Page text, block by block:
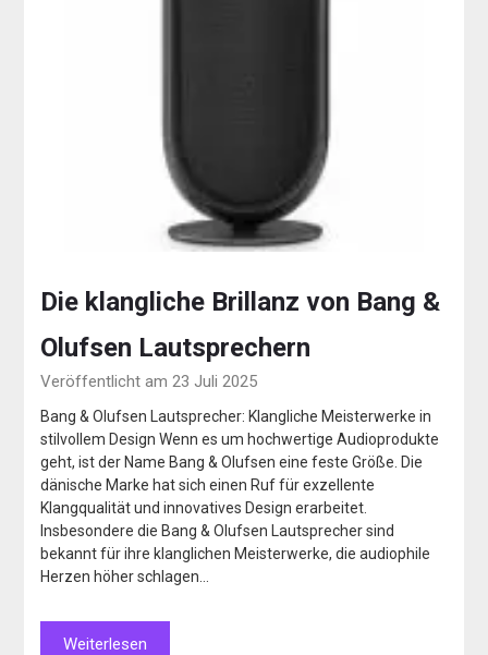
Die klangliche Brillanz von Bang &
Olufsen Lautsprechern
Veröffentlicht am 23 Juli 2025
Bang & Olufsen Lautsprecher: Klangliche Meisterwerke in
stilvollem Design Wenn es um hochwertige Audioprodukte
geht, ist der Name Bang & Olufsen eine feste Größe. Die
dänische Marke hat sich einen Ruf für exzellente
Klangqualität und innovatives Design erarbeitet.
Insbesondere die Bang & Olufsen Lautsprecher sind
bekannt für ihre klanglichen Meisterwerke, die audiophile
Herzen höher schlagen…
Weiterlesen